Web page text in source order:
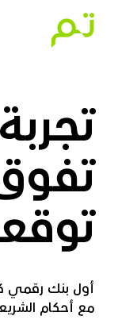
أول بنك رقمي
مع أحكام